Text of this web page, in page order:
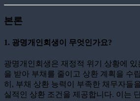
본론
1. 광명개인회생이 무엇인가요?
광명개인회생은 재정적 위기 상황에
을 받아 부채를 줄이고 상환 계획을 수
히, 부채 상환 능력이 부족한 채무자들
실적인 상환 조건을 제공합니다. 이는